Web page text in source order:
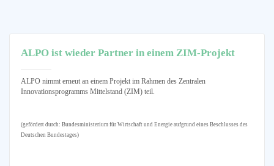
ALPO ist wieder Partner in einem ZIM-Projekt
ALPO nimmt erneut an einem Projekt im Rahmen des Zentralen
Innovationsprogramms Mittelstand (ZIM) teil.
(gefördert durch: Bundesministerium für Wirtschaft und Energie aufgrund eines Beschlusses des
Deutschen Bundestages)